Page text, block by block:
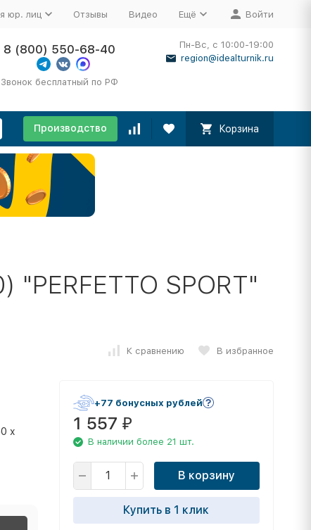
юр. лиц Отзывы Видео Ещё Войти
8 (800) 550-68-40
Звонок бесплатный по РФ
Пн-Вс, с 10:00-19:00
region@idealturnik.ru
Производство Корзина
SPORT"
К сравнению В избранное
х
+77 бонусных рублей
1 557 ₽
В наличии более 21 шт.
В корзину
Купить в 1 клик